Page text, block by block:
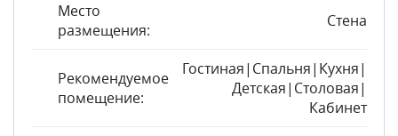
Место
размещения:
Стена
Рекомендуемое
помещение:
Гостиная|Спальня|Кухня|
Детская|Столовая|
Кабинет